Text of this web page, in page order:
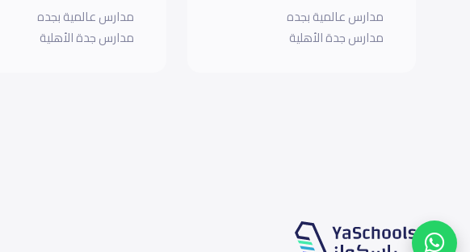
مدارس عالمية بجده
مدارس جدة الأهلية
مدارس عالمية بجده
مدارس جدة الأهلية